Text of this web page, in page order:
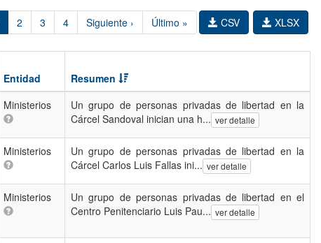
2 3 4 Siguiente › Último » XLSX
CSV
Entidad
Resumen
Ministerios
Un grupo de personas privadas de libertad en la
Cárcel Sandoval inician una h... ver detalle
Ministerios
Un grupo de personas privadas de libertad en la
Cárcel Carlos Luis Fallas ini... ver detalle
Ministerios
Un grupo de personas privadas de libertad en el
Centro Penitenciario Luis Pau... ver detalle